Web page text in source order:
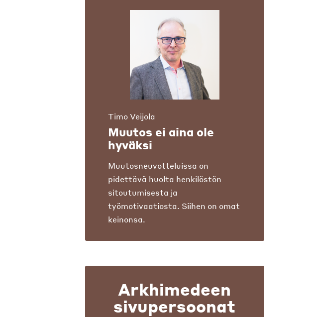
Timo Veijola
Muutos ei aina ole
hyväksi
Muutosneuvotteluissa on
pidettävä huolta henkilöstön
sitoutumisesta ja
työmotivaatiosta. Siihen on omat
keinonsa.
Arkhimedeen
sivupersoonat